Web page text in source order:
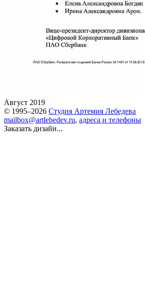
Август 2019
© 1995–2026 Студия Артемия Лебедева
mailbox@artlebedev.ru, адреса и телефоны
Заказать дизайн...